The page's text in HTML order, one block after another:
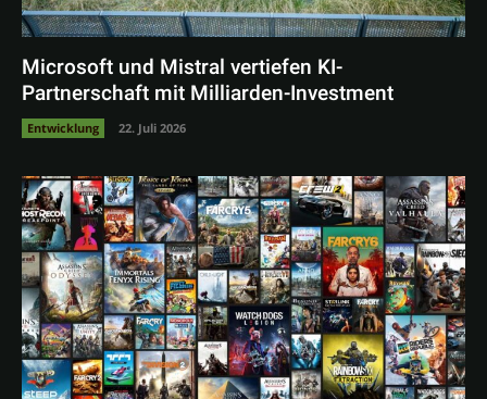
Microsoft und Mistral vertiefen KI-
Partnerschaft mit Milliarden-Investment
Entwicklung 22. Juli 2026